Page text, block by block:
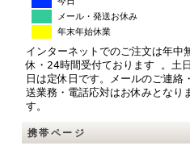
メール・発送お休み
年末年始休業
インターネットでのご注文は年中
休・24時間受付ております 。土
日は定休日です。メールのご連絡
送業務・電話応対はお休みとなり
す。
携帯ページ